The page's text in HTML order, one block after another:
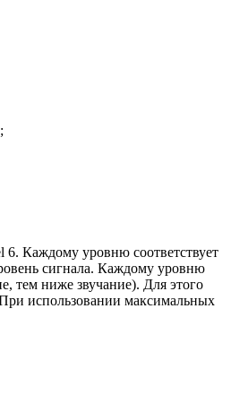
6. Каждому уровню соответствует
сигнала. Каждому уровню
тем ниже звучание). Для этого
При использовании максимальных